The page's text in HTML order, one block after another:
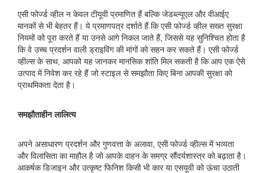
एसी फोर्ज्ड व्हील न केवल टीयूवी प्रमाणित हैं बल्कि जेडब्ल्यूएल और वीआईए
मानकों से भी बेहतर हैं। ये प्रमाणपत्र दर्शाते हैं कि एसी फोर्ज्ड व्हील सख्त सुरक्षा
नियमों को पूरा करते हैं या उनसे आगे निकल जाते हैं, जिससे यह सुनिश्चित होता है
कि वे उच्च प्रदर्शन वाली ड्राइविंग की मांगों को सहन कर सकते हैं। एसी फोर्ज्ड
व्हील्स के साथ, आपको यह जानकर मानसिक शांति मिल सकती है कि आप एक ऐसे
उत्पाद में निवेश कर रहे हैं जो स्टाइल से समझौता किए बिना आपकी सुरक्षा को
प्राथमिकता देता है।
समझौताहीन लालित्य
अपने असाधारण प्रदर्शन और गुणवत्ता के अलावा, एसी फोर्ज्ड व्हील्स में भव्यता
और विलासिता का माहौल है जो आपके वाहन के समग्र सौंदर्यशास्त्र को बढ़ाता है।
आकर्षक डिजाइन और उत्कृष्ट फिनिश किसी भी कार या एसयूवी को ऊंचा उठाती